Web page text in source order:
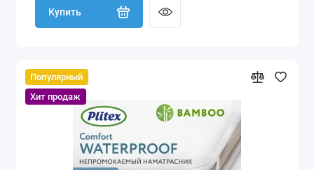
Купить
Популярный
Хит продаж